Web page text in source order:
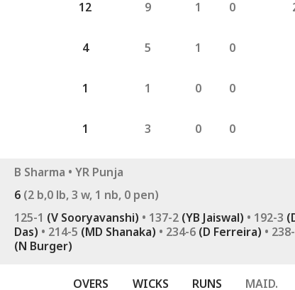
12 9 1 0
4 5 1 0
1 1 0 0
1 3 0 0
B Sharma • YR Punja
6 (2 b,0 lb, 3 w, 1 nb, 0 pen)
125-1 (V Sooryavanshi) • 137-2 (YB Jaiswal) • 192-3
Das) • 214-5 (MD Shanaka) • 234-6 (D Ferreira) •
(N Burger)
OVERS WICKS RUNS MAID.